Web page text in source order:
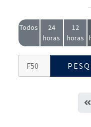
Todos
24
horas
12
horas